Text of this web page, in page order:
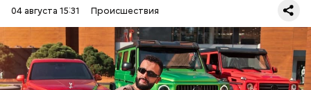
04 августа 15:31 Происшествия
Фото: База розыска МВД РФ